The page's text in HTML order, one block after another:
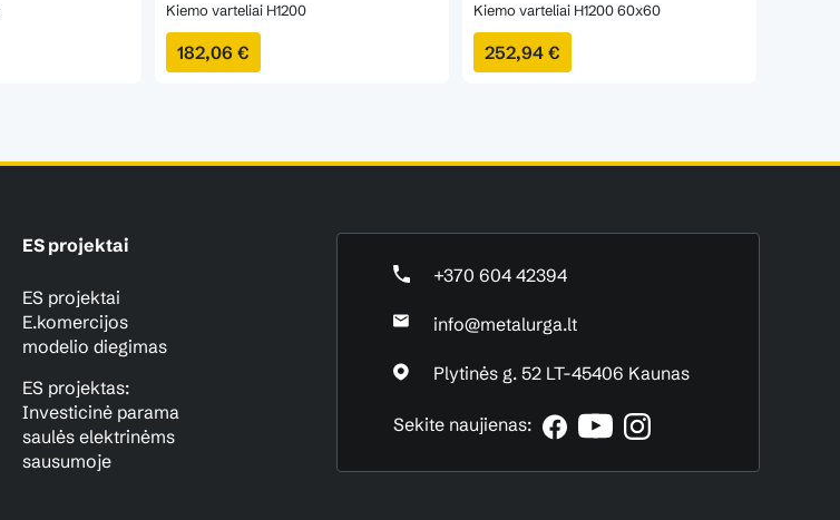
Kiemo varteliai H1200
182,06 €
Kiemo varteliai H1200 60x60
252,94 €
+370 604 42394
info@metalurga.lt
Plytinės g. 52 LT-45406 Kaunas
Sekite naujienas:
ES projektai
ES projektai
E.komercijos
modelio diegimas
ES projektas:
Investicinė parama
saulės elektrinėms
sausumoje